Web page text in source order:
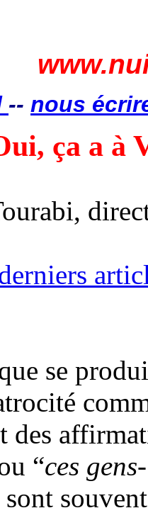
-- nous
ça a à
se
des
“ces
sont